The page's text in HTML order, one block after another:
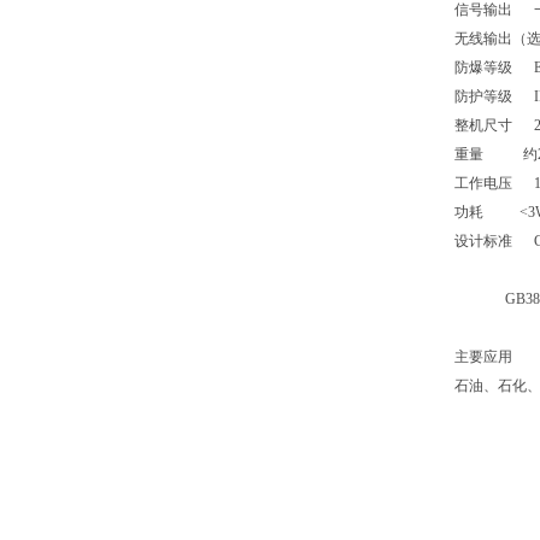
信号输出
无线输出（
防爆等级
防护等级
整机尺寸
重量
约
工作电压
功耗
设计标准
主要应用
石油、石化